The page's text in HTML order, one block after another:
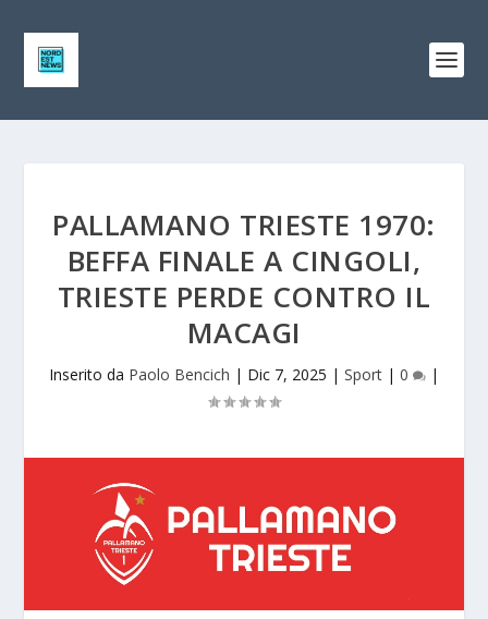
PALLAMANO TRIESTE 1970:
BEFFA FINALE A CINGOLI,
TRIESTE PERDE CONTRO IL
MACAGI
Inserito da Paolo Bencich | Dic 7, 2025 | Sport | 0 |